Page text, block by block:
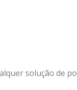
solução de